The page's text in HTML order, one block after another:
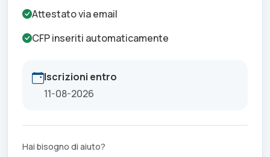
Attestato via email
CFP inseriti automaticamente
Iscrizioni entro
11-08-2026
Hai bisogno di aiuto?